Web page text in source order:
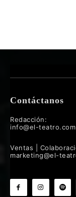
Contáctanos
Redacción:
info@el-teatro.com
Ventas |
marketing@el-